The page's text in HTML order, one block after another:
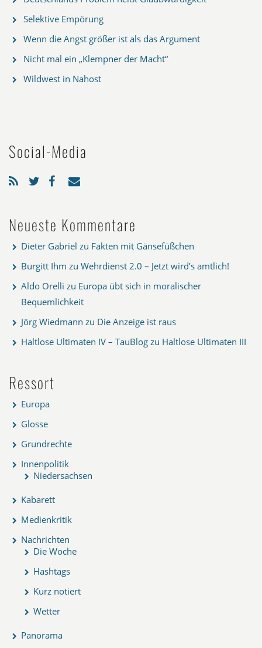
Selektive Empörung
Wenn die Angst größer ist als das Argument
Nicht mal ein „Klempner der Macht“
Wildwest in Nahost
Social-Media
Neueste Kommentare
Dieter Gabriel zu Fakten mit Gänsefüßchen
Burgitt Ihm zu Wehrdienst 2.0 – Jetzt wird’s amtlich!
Aldo Orelli zu Europa übt sich in moralischer
Bequemlichkeit
Jörg Wiedmann zu Die Anzeige ist raus
Haltlose Ultimaten IV – TauBlog zu Haltlose Ultimaten III
Ressort
Europa
Glosse
Grundrechte
Innenpolitik
Niedersachsen
Kabarett
Medienkritik
Nachrichten
Die Woche
Hashtags
Kurz notiert
Wetter
Panorama